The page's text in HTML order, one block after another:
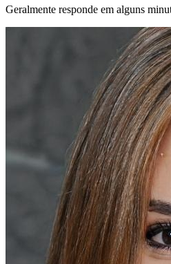
Geralmente responde em alguns